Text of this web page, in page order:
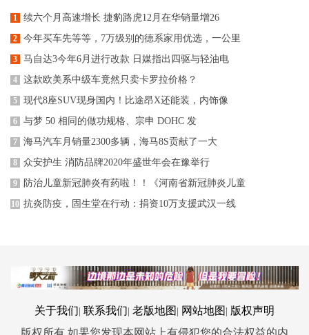
1 续六个月高速增长 捷豹路虎12月在华销量增26
2 今年买车先等等，7万级别的德系家用优选，一公里
3 马自达3今年6月进行改款 日媒指出四驱与轻油电
4 这款欧美系中级车竟然只卖卡罗拉价格？
5 现代8座SUV现身国内！比途昂X还能装，内饰像
6 与梦 50 相同的做功规格、宗申 DOHC 发
7 海马汽车月销量2300多辆，海马8S贡献了一大
8 众安护生 消防品牌2020年盛世年会在豫举行
9 防治儿童新冠肺炎有药啦！！《河南省新冠肺炎儿童
10 抗炎防疫，固生堂在行动：捐资10万支援武汉一线
关于我们 联系我们 老版地图 网站地图
版权声明